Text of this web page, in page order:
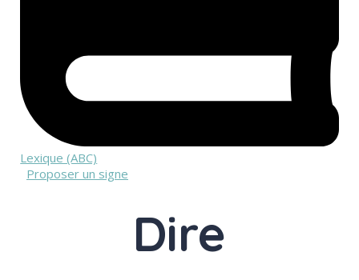
Lexique (ABC)
Proposer un signe
Dire